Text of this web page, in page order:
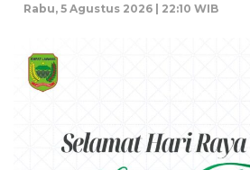
Rabu, 5 Agustus 2026 | 22:10 WIB